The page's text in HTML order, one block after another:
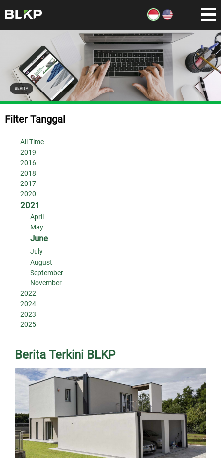
BERITA
Filter Tanggal
All Time
2019
2016
2018
2017
2020
2021
April
May
June
July
August
September
November
2022
2024
2023
2025
Berita Terkini BLKP